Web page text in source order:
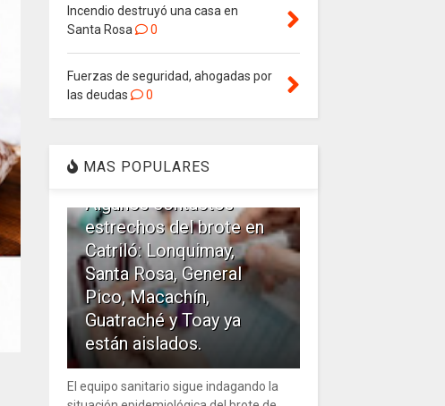
Incendio destruyó una casa en
Santa Rosa
0
Fuerzas de seguridad, ahogadas por
las deudas
0
MAS POPULARES
1
Algunos contactos
estrechos del brote en
Catriló: Lonquimay,
Santa Rosa, General
Pico, Macachín,
Guatraché y Toay ya
están aislados.
El equipo sanitario sigue indagando la